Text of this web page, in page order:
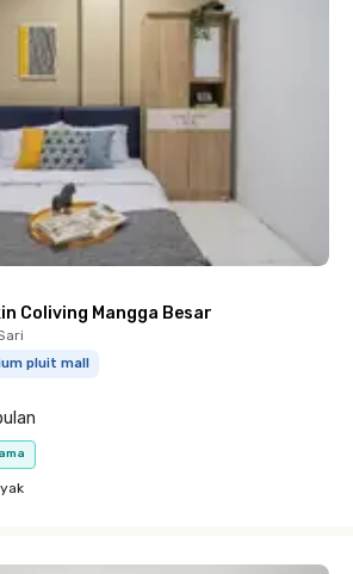
Coliving Mangga Besar
pluit mall